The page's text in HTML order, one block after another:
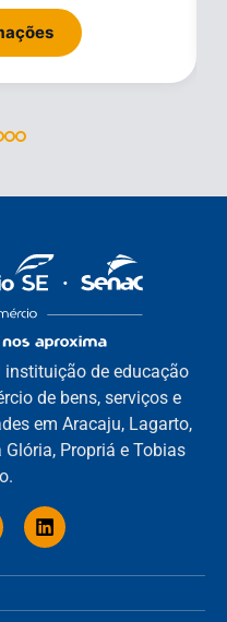
instituição de educação
de bens, serviços e
em Aracaju, Lagarto,
Propriá e Tobias